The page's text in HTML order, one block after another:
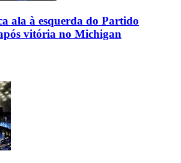
ala à esquerda do Partido
vitória no Michigan